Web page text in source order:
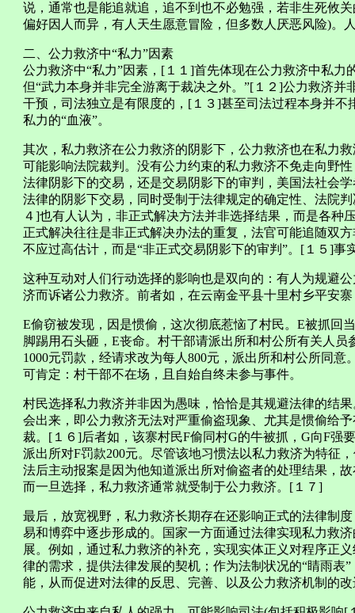
说，通常也是能追就追，追不到也不必勉强，若非生死攸
偏好因人而异，有人天生愿意冒险，但多数人厌恶风险)。
二、公力救济中“私力”因素
公力救济中“私力”因素，[１１]首先体现在公力救济中私
但“武力本身并非完全游离于裁决之外。”[１２]公力救济并
干预，司法独立是有限度的，[１３]甚至司法过程本身并
私力的“血液”。
其次，私力救济在公力救济的阴影下，公力救济也在私力
可能影响法院裁判。没有公力约束的私力救济不免走向野
法律阴影下的交易，还是交易阴影下的审判，美国法社会
法律的阴影下交易，同时受制于法律规定的确定性、法院
４]也有人认为，非正式解决方法并非选择结果，而是各种
正式解决往往是非正式解决办法的重复，法官可能追随双
不应过高估计，而是“非正式交易阴影下的审判”。[１５]事
这种互动对人们行动选择的影响也是双向的：有人为规避
济而诉诸公力救济。前者如，在云南金平县十里村乡平安寨
E偷窃被发现，因是惯偷，这次彻底惹恼了村民。E被抓回
脚踢用石头砸，E丧命。村干部请派出所和村公所有关人
1000元罚款，经请求改为每人800元，派出所和村公所同
可肯定：村干部不在场，且自始自终未参与事件。
村民选择私力救济并非因为愚味，恰恰是其规避法律的结
会出来，即公力救济无法对严重偷盗现象、尤其是惯偷给
裁。[１６]后者如，该寨村民F偷同村G的牛被抓，G向F强
派出所对F罚款200元。尽管该地习惯法以私力救济为特征
法后主动报案是因为他知道派出所对偷盗者的处理结果，
而一旦选择，私力救济通常就受制于公力救济。[１７]
最后，放宽视野，私力救济长期存在还影响正式的法律制
易和博弈中逐步形成的。国家一方面通过法律实现私力救
展。例如，通过私力救济的补充，实现实体正义对程序正
律的需求，提供法律发展的契机；作为法制状况的“睛雨表
能，从而促进对法律的反思、完善、以及公力救济机制的